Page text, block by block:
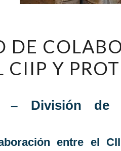
DE
ENTRE
DE
CIIP Y
– División de
entre el